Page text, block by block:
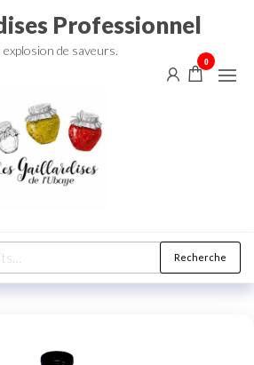
Professionnel
de saveurs.
0
Recherche